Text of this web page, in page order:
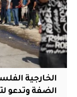
الخارجية
الضفة وتدعو